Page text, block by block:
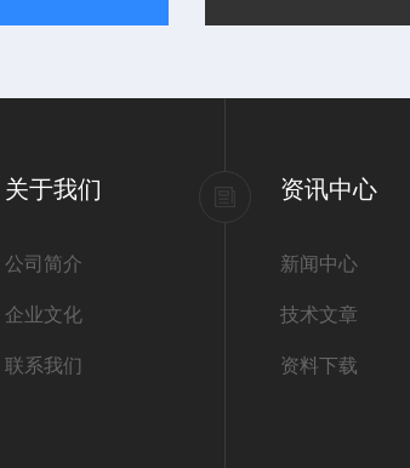
关于我们
公司简介
企业文化
联系我们
资讯中心
新闻中心
技术文章
资料下载